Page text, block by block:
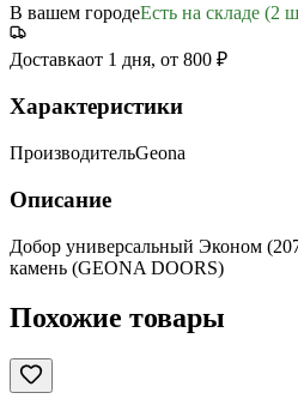
В вашем городеЕсть на складе (2
Доставкаот 1 дня, от 800 ₽
Характеристики
ПроизводительGeona
Описание
Добор универсальный Эконом
камень (GEONA DOORS)
Похожие товары